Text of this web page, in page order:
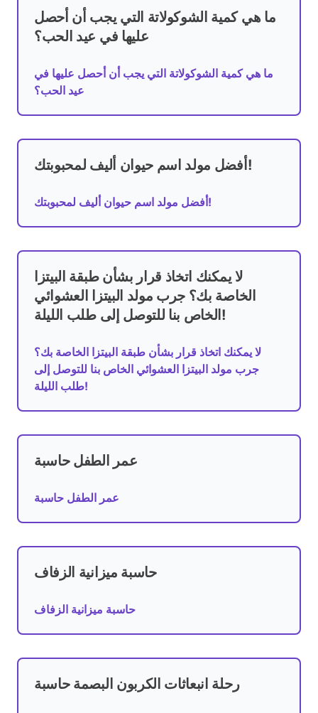
ما هي كمية الشوكولاتة التي يجب أن أحصل
عليها في عيد الحب؟
ما هي كمية الشوكولاتة التي يجب أن أحصل عليها في
عيد الحب؟
أفضل مولد اسم حيوان أليف لمحبوبتك!
أفضل مولد اسم حيوان أليف لمحبوبتك!
لا يمكنك اتخاذ قرار بشأن طبقة البيتزا
الخاصة بك؟ جرب مولد البيتزا العشوائي
الخاص بنا للتوصل إلى طلب الليلة!
لا يمكنك اتخاذ قرار بشأن طبقة البيتزا الخاصة بك؟
جرب مولد البيتزا العشوائي الخاص بنا للتوصل إلى
طلب الليلة!
عمر الطفل حاسبة
عمر الطفل حاسبة
حاسبة ميزانية الزفاف
حاسبة ميزانية الزفاف
رحلة انبعاثات الكربون البصمة حاسبة